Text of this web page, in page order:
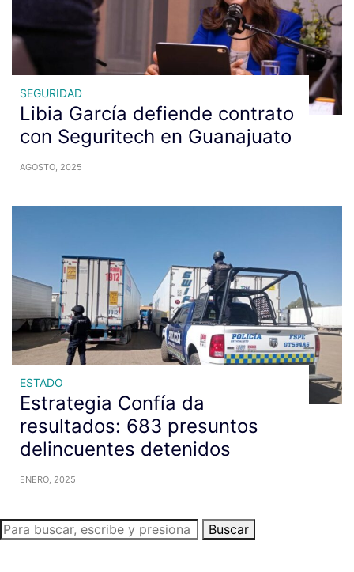
SEGURIDAD
Libia García defiende contrato
con Seguritech en Guanajuato
AGOSTO, 2025
ESTADO
Estrategia Confía da
resultados: 683 presuntos
delincuentes detenidos
ENERO, 2025
Buscar